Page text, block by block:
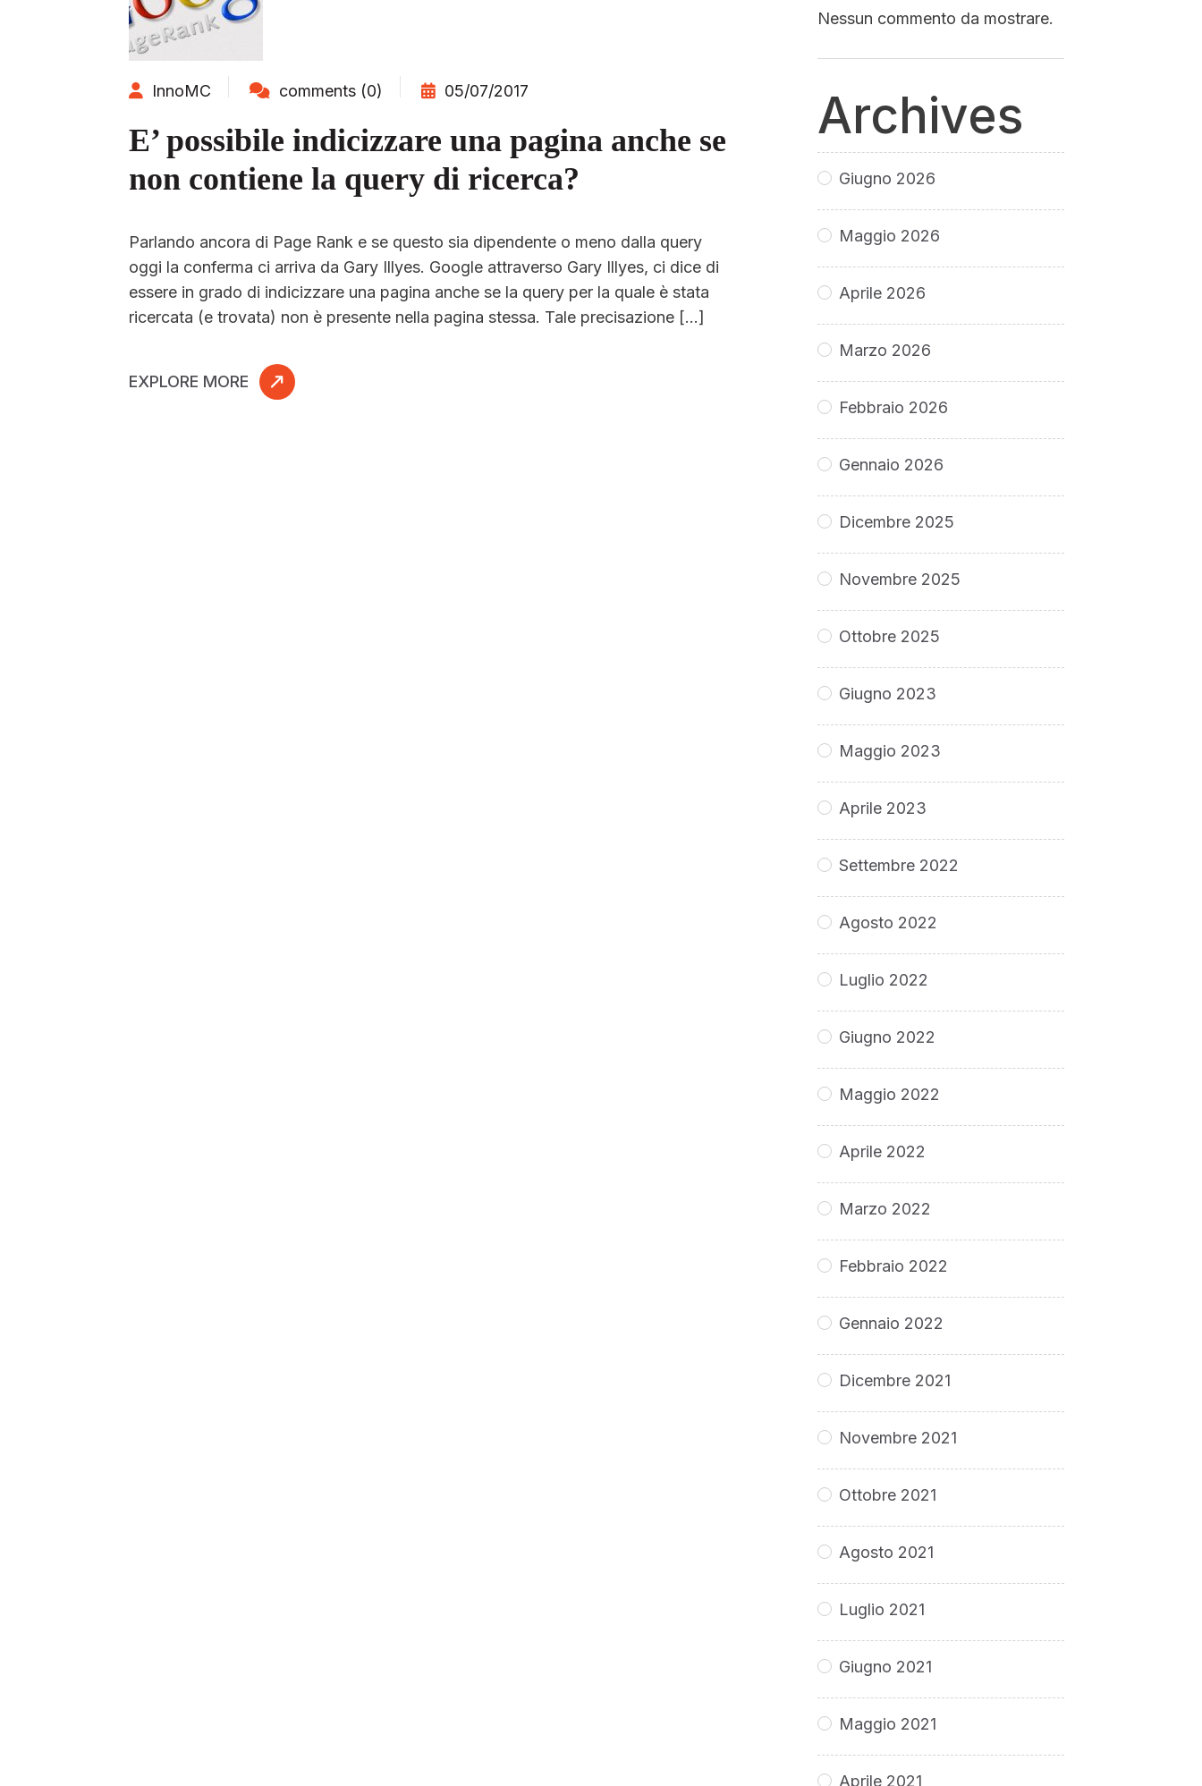
InnoMC comments (0) 05/07/2017
E’ possibile indicizzare una pagina anche se
non contiene la query di ricerca?
Parlando ancora di Page Rank e se questo sia dipendente o meno dalla query
oggi la conferma ci arriva da Gary Illyes. Google attraverso Gary Illyes, ci dice di
essere in grado di indicizzare una pagina anche se la query per la quale è stata
ricercata (e trovata) non è presente nella pagina stessa. Tale precisazione […]
EXPLORE MORE
Nessun commento da mostrare.
Archives
Giugno 2026
Maggio 2026
Aprile 2026
Marzo 2026
Febbraio 2026
Gennaio 2026
Dicembre 2025
Novembre 2025
Ottobre 2025
Giugno 2023
Maggio 2023
Aprile 2023
Settembre 2022
Agosto 2022
Luglio 2022
Giugno 2022
Maggio 2022
Aprile 2022
Marzo 2022
Febbraio 2022
Gennaio 2022
Dicembre 2021
Novembre 2021
Ottobre 2021
Agosto 2021
Luglio 2021
Giugno 2021
Maggio 2021
Aprile 2021